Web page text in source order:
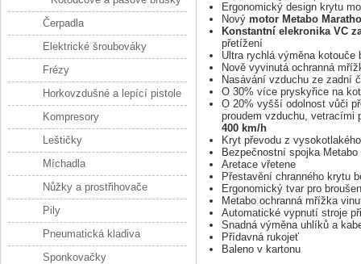
Ergonomický design krytu
Nový motor Metabo
Konstantní elekronika VC
přetížení
Ultra rychlá výměna
Nově vyvinutá ochranná
Nasávání vzduchu ze zadní
O 30% více pryskyřice na
O 20% vyšší odolnost vůči
proudem vzduchu, vetracími
400 km/h
Kryt převodu z
Bezpečnostní spojka
Aretace vřetene
Přestavění chranného krytu
Ergonomický tvar pro
Metabo ochranná mřížka
Automatické vypnutí stroje
Snadná výměna uhlíků a
Přídavná rukojeť
Baleno v kartonu
Čerpadla
Elektrické šroubováky
Frézy
Horkovzdušné a lepící pistole
Kompresory
Leštičky
Míchadla
Nůžky a prostřihovače
Pily
Pneumatická kladiva
Sponkovačky